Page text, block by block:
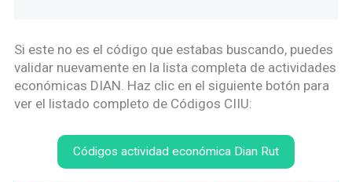
Si este no es el código que estabas buscando, puedes
validar nuevamente en la lista completa de actividades
económicas DIAN. Haz clic en el siguiente botón para
ver el listado completo de Códigos CIIU:
Códigos actividad económica Dian Rut